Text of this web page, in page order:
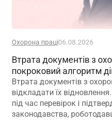
Охорона праці06.08.2026
Втрата документів з
покроковий алгоритм
Втрата документів з
відкладати їх
під час перевірок і
законодавства,